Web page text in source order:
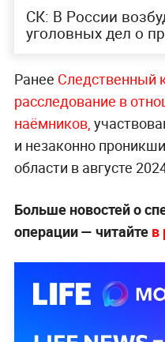
СК: В России
уголовных дел о
Ранее Следственный
расследование в
наёмников,
и незаконно
области в августе
Больше новостей о
операции — читайте в